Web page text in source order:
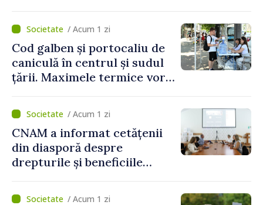
/ Acum 1 zi
Cod galben și portocaliu de
caniculă în centrul și sudul
țării. Maximele termice vor
/ Acum 1 zi
CNAM a informat cetățenii
din diasporă despre
drepturile și beneficiile
/ Acum 1 zi